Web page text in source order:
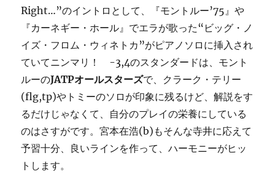
Right…”のイントロとして、『モントルー’75』や
『カーネギー・ホール』でエラが歌った“ビッグ・ノ
イズ・フロム・ウィネトカ”がピアノソロに挿入され
ていてニンマリ！ -3,4のスタンダードは、モント
ルーのJATPオールスターズで、クラーク・テリー
(flg,tp)やトミーのソロが印象に残るけど、解説をす
るだけじゃなくて、自分のプレイの栄養にしている
のはさすがです。宮本在浩(b)もそんな寺井に応えて
予習十分、良いラインを作って、ハーモニーがヒッ
トします。